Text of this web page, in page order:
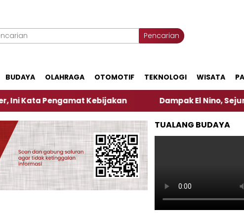
Pencarian
BUDAYA OLAHRAGA OTOMOTIF TEKNOLOGI WISATA
Pengamat Kebijakan Dampak El Nino, Sejumlah
TUALANG BUDAYA